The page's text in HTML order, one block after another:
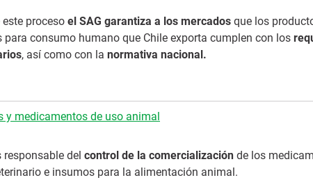
proceso el SAG garantiza a los mercados que los
para consumo humano que Chile exporta cumplen con los
, así como con la normativa nacional.
y medicamentos de uso animal
responsable del control de la comercialización de los
e insumos para la alimentación animal.